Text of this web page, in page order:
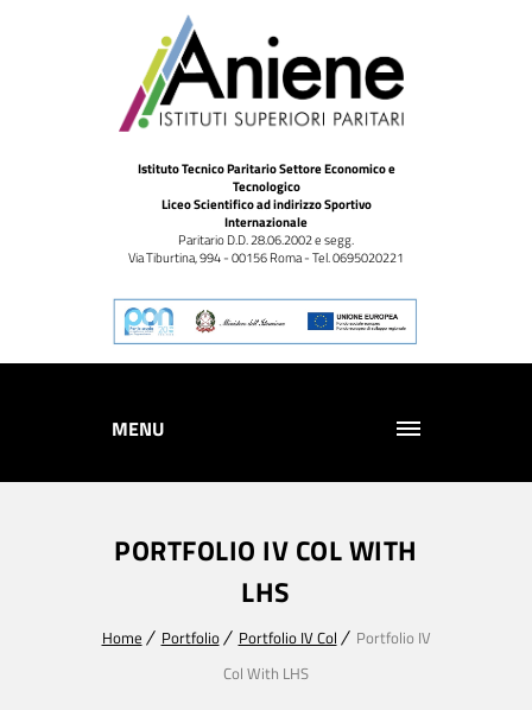
Istituto Tecnico Paritario Settore Economico e
Tecnologico
Liceo Scientifico ad indirizzo Sportivo
Internazionale
Paritario D.D. 28.06.2002 e segg.
Via Tiburtina, 994 - 00156 Roma - Tel. 0695020221
MENU
PORTFOLIO IV COL WITH
LHS
Home Portfolio Portfolio IV Col
Portfolio IV
Col With LHS